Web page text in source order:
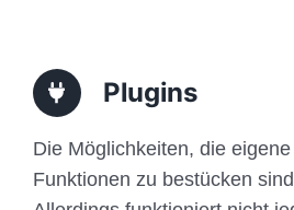
Plugins
Die Möglichkeiten, die
Funktionen zu bestücken